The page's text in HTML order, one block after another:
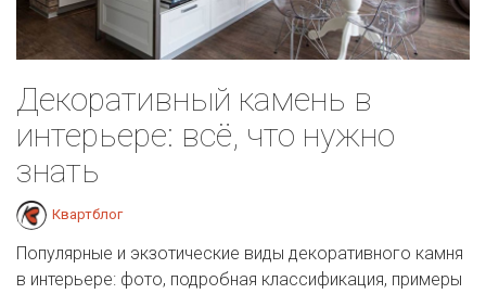
Декоративный камень в
интерьере: всё, что нужно
знать
Квартблог
Популярные и экзотические виды декоративного камня
в интерьере: фото, подробная классификация, примеры